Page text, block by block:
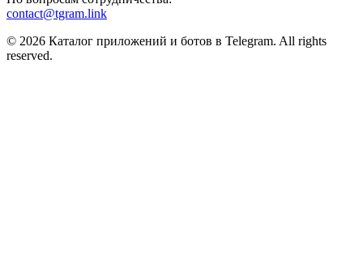
contact@tgram.link
© 2026 Каталог приложений и ботов в Telegram. All rights
reserved.